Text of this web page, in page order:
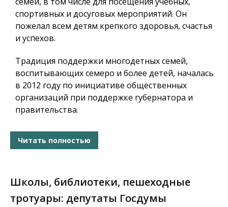
спортивных и досуговых мероприятий. Он
пожелал всем детям крепкого здоровья, счастья
и успехов.
Традиция поддержки многодетных семей,
воспитывающих семеро и более детей, началась
в 2012 году по инициативе общественных
организаций при поддержке губернатора и
правительства.
Читать полностью
Школы, библиотеки, пешеходные
тротуары: депутаты Госдумы